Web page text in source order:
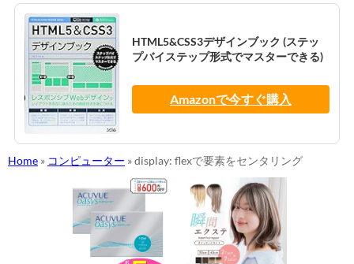
HTML5&CSS3デザインブック (ステッ
プバイステップ形式でマスターできる)
Amazonで今すぐ購入
Home » コンピューター »display: flexで要素をセンタリング